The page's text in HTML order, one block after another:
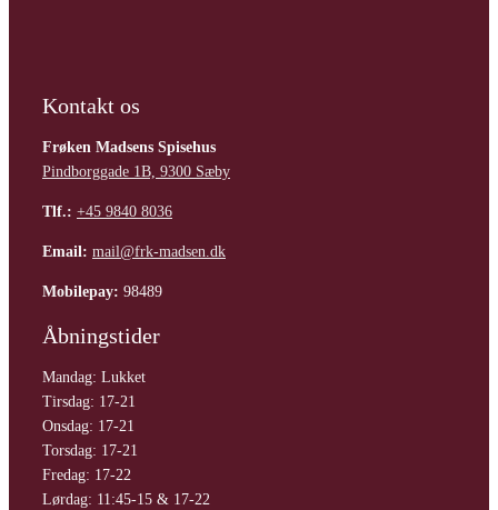
Kontakt os
Frøken Madsens Spisehus
Pindborggade 1B, 9300 Sæby
Tlf.: +45 9840 8036
Email: mail@frk-madsen.dk
Mobilepay: 98489
Åbningstider
Mandag: Lukket
Tirsdag: 17-21
Onsdag: 17-21
Torsdag: 17-21
Fredag: 17-22
Lørdag: 11:45-15 & 17-22